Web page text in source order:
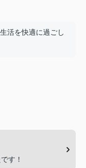
活を快適に過ごし
す！